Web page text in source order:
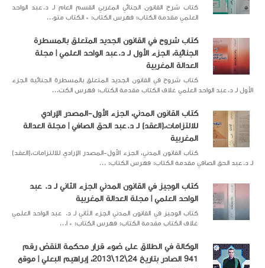
كتاب شرح القانون الجنائي المغربي القسم العام لـ د.عبد الواحد
العلمي مقدمة الكتاب: فهرس الكتاب: * الكتاب متو...
كتاب شروح في القانون الجديد المتعلق بالمسطرة
الجنائية، الجزء الأول لـ د.عبد الواحد العلمي | مجلة
العدالة المغربية
كتاب شروح في القانون الجديد المتعلق بالمسطرة الجنائية الجزء
الأول لـ د.عبد الواحد العلمي غلاف الكتاب مقدمة الكتاب: فهرس الكت...
كتاب القانون المدني، الجزء الأول-المصدر الإرادي
للالتزامات،(العقد) لـ د.عبد الحق الصافي | مجلة العدالة
المغربية
كتاب القانون المدني، الجزء الأول-المصدر الإرادي للالتزامات،(العقد)
لـ د.عبد الحق الصافي مقدمة الكتاب: فهرس الكتاب: ...
كتاب الوجيز في القانون المدني الجزء الثاني لـ د. عبد
الواحد العلمي | مجلة العدالة المغربية
كتاب الوجيز في القانون المدني الجزء الثاني لـ د. عبد الواحد العلمي
غلاف الكتاب مقدمة الكتاب: فهرس الكتاب: * ا...
الوكالة في الطلاق على ضوء قرار محكمة النقض رقم
941 الصادر بتاريخ 24\12\2013، إبراهيم البعلي | موقع